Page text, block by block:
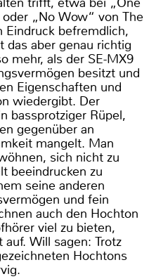
„No Wow“ von The
Eindruck befremdlich,
das aber genau richtig
mehr, als der SE-MX9
besitzt und
Eigenschaften und
wiedergibt. Der
bassprotziger Rüpel,
gegenüber an
mangelt. Man
sich nicht zu
beeindrucken zu
seine anderen
und fein
auch den Hochton
viel zu bieten,
Will sagen: Trotz
Hochtons